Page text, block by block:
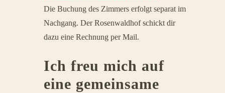
Die Buchung des Zimmers erfolgt separat im
Nachgang. Der Rosenwaldhof schickt dir
dazu eine Rechnung per Mail.
Ich freu mich auf
eine gemeinsame